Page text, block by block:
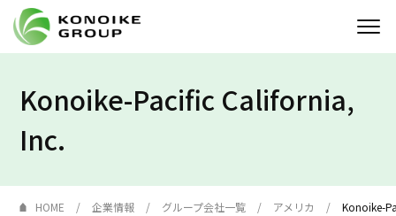
Who we are
企業情報
ニュース
Konoike-Pacific California,
Inc.
HOME 企業情報 グループ会社一覧 アメリカ Konoike-